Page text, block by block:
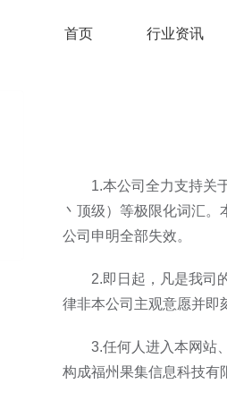
首页 行业资讯
1.本公司全力支持关
丶顶级）等极限化词汇。
公司申明全部失效。
2.即日起，凡是我司
律非本公司主观意愿并即
3.任何人进入本网站
构成福州果集信息科技有